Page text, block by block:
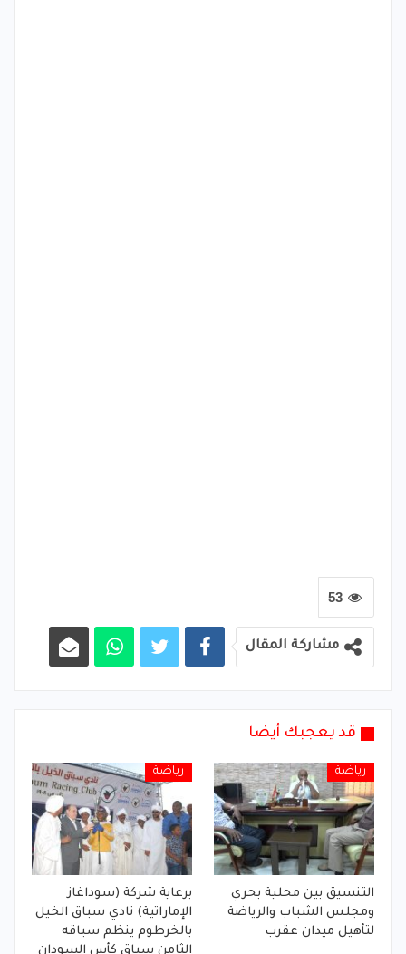
53
مشاركة المقال
قد يعجبك أيضا
رياضة
التنسيق بين محلية بحري
ومجلس الشباب والرياضة
لتأهيل ميدان عقرب
رياضة
برعاية شركة (سوداغاز
الإماراتية) نادي سباق الخيل
بالخرطوم ينظم سباقه
الثامن سباق كأس السودان